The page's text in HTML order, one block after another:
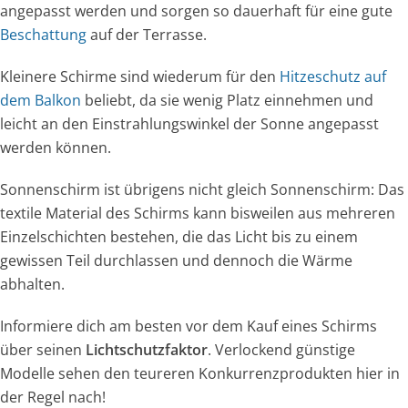
angepasst werden und sorgen so dauerhaft für eine gute
Beschattungauf der Terrasse.
Kleinere Schirme sind wiederum für den Hitzeschutz auf
dem Balkon beliebt, da sie wenig Platz einnehmen und
leicht an den Einstrahlungswinkel der Sonne angepasst
werden können.
Sonnenschirm ist übrigens nicht gleich Sonnenschirm: Das
textile Material des Schirms kann bisweilen aus mehreren
Einzelschichten bestehen, die das Licht bis zu einem
gewissen Teil durchlassen und dennoch die Wärme
abhalten.
Informiere dich am besten vor dem Kauf eines Schirms
über seinen Lichtschutzfaktor. Verlockend günstige
Modelle sehen den teureren Konkurrenzprodukten hier in
der Regel nach!